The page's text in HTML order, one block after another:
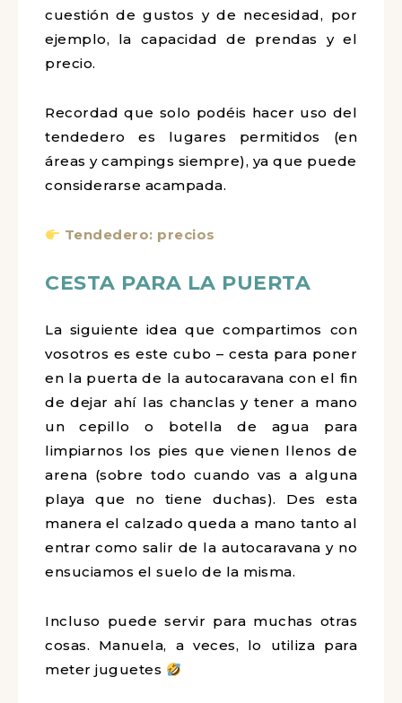
cuestión de gustos y de necesidad, por
ejemplo, la capacidad de prendas y el
precio.
Recordad que solo podéis hacer uso del
tendedero es lugares permitidos (en
áreas y campings siempre), ya que puede
considerarse acampada.
Tendedero: precios
CESTA PARA LA PUERTA
La siguiente idea que compartimos con
vosotros es este cubo – cesta para poner
en la puerta de la autocaravana con el fin
de dejar ahí las chanclas y tener a mano
un cepillo o botella de agua para
limpiarnos los pies que vienen llenos de
arena (sobre todo cuando vas a alguna
playa que no tiene duchas). Des esta
manera el calzado queda a mano tanto al
entrar como salir de la autocaravana y no
ensuciamos el suelo de la misma.
Incluso puede servir para muchas otras
cosas. Manuela, a veces, lo utiliza para
meter juguetes